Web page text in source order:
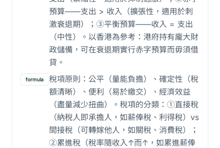
預算——支出 > 收入（擴張性，適用於刺
激衰退期）；③平衡預算——收入 = 支出
（中性）。以香港為參考：港府持有龐大財
政儲備，可在衰退期實行赤字預算而毋須借
貸。
formula
稅項原則：公平（量能負擔）、確定性（稅
額清晰）、便利（易於繳交）、經濟效益
（盡量減少扭曲）。稅項的分類：①直接稅
（納稅人即承擔人，如薪俸稅、利得稅）vs
間接稅（可轉嫁他人，如關稅、消費稅）；
②累進稅（稅率隨收入↑而↑，如累進薪俸